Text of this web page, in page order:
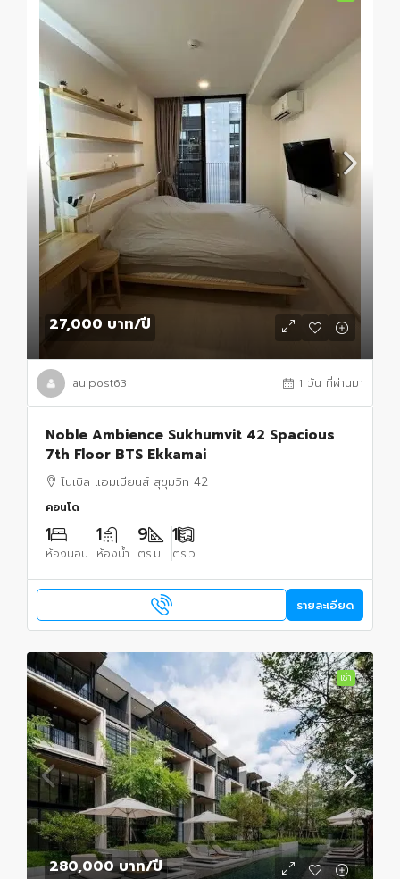
27,000 บาท/ปี
auipost63 1 วัน ที่ผ่านมา
Noble Ambience Sukhumvit 42 Spacious
7th Floor BTS Ekkamai
โนเบิล แอมเบียนส์ สุขุมวิท 42
คอนโด
1
ห้องนอน
1
ห้องน้ำ
9
ตร.ม.
1
ตร.ว.
รายละเอียด
เช่า
280,000 บาท/ปี